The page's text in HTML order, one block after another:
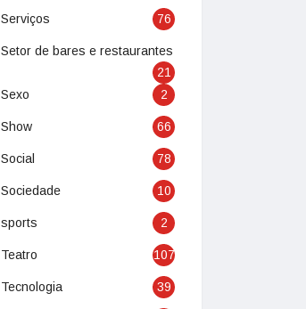
Serviços 76
Setor de bares e restaurantes
21
Sexo
2
Show 66
Social 78
Sociedade 10
sports 2
Teatro 107
Tecnologia 39